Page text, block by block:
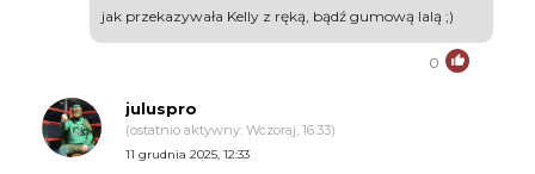
jak przekazywała Kelly z ręką, bądź gumową lalą ;)
0
juluspro
(ostatnio aktywny: Wczoraj, 16:33)
11 grudnia 2025, 12:33